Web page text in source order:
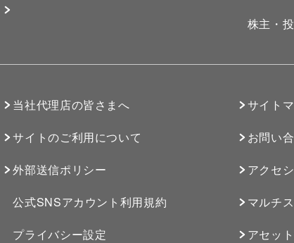
株主・
当社代理店の皆さまへ
サイトのご利用について
外部送信ポリシー
公式SNSアカウント利用規約
プライバシー設定
サイト
お問い
アクセ
マルチ
アセッ